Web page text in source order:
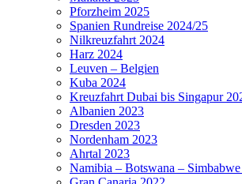
Pforzheim 2025
Spanien Rundreise 2024/25
Nilkreuzfahrt 2024
Harz 2024
Leuven – Belgien
Kuba 2024
Kreuzfahrt Dubai bis Singapur
Albanien 2023
Dresden 2023
Nordenham 2023
Ahrtal 2023
Namibia – Botswana –